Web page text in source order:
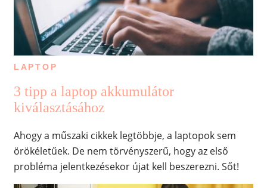
LAPTOP
3 tipp a laptop akkumulátor
kiválasztásához
Ahogy a műszaki cikkek legtöbbje, a laptopok sem
örökéletűek. De nem törvényszerű, hogy az első
probléma jelentkezésekor újat kell beszerezni. Sőt!